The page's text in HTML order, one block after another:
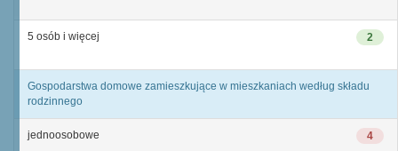
2
5 osób i więcej
Gospodarstwa domowe zamieszkujące w mieszkaniach według składu
rodzinnego
4
jednoosobowe